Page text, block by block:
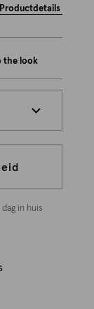
Productdetails
the look
in huis